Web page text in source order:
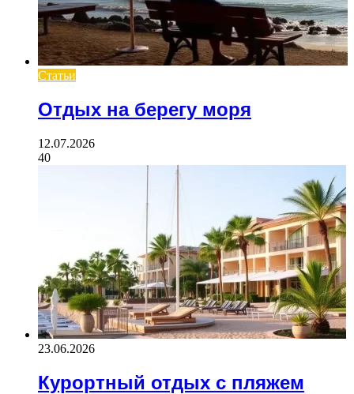
Статьи
Отдых на берегу моря
12.07.2026
40
23.06.2026
Курортный отдых с пляжем